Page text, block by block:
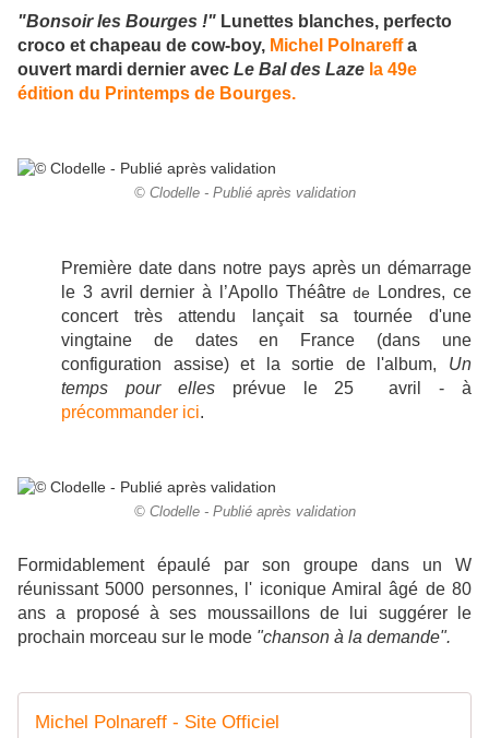
"Bonsoir les Bourges !" Lunettes blanches, perfecto
croco et chapeau de cow-boy, Michel Polnareffa
ouvert mardi dernier avec Le Bal des Laze la 49e
édition du Printemps de Bourges.
© Clodelle - Publié après validation
Première date dans notre pays après un démarrage
le 3 avril dernier à l’Apollo Théâtre de
Londres, ce
concert très attendu lançait sa tournée d'une
vingtaine de dates en France (dans une
configuration assise) et la sortie de l'album, Un
temps pour elles prévue le 25 avril - à
précommander ici.
© Clodelle - Publié après validation
Formidablement épaulé par son groupe dans un W
réunissant 5000 personnes, l' iconique Amiral âgé de 80
ans a proposé à ses moussaillons de lui suggérer le
prochain morceau sur le mode "chanson à la demande".
Michel Polnareff - Site Officiel